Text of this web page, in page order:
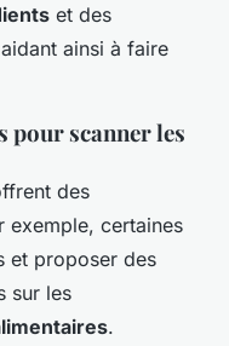
et des
ainsi à faire
pour scanner les
des
exemple, certaines
et proposer des
sur les
.